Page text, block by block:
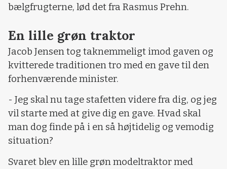
bælgfrugterne, lød det fra Rasmus Prehn.
En lille grøn traktor
Jacob Jensen tog taknemmeligt imod gaven og
kvitterede traditionen tro med en gave til den
forhenværende minister.
- Jeg skal nu tage stafetten videre fra dig, og jeg
vil starte med at give dig en gave. Hvad skal
man dog finde på i en så højtidelig og vemodig
situation?
Svaret blev en lille grøn modeltraktor med